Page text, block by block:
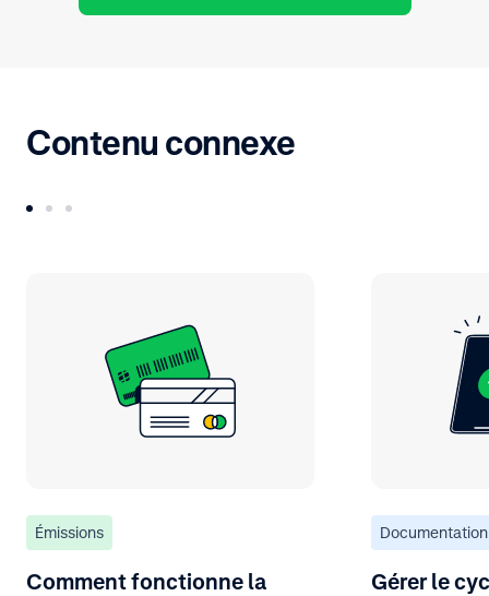
Contenu connexe
Émissions
Comment fonctionne la
Documentation
Gérer le